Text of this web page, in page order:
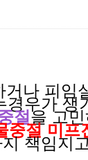
거나 피임
경우가생
절 을 고
중절 미프
지책임지